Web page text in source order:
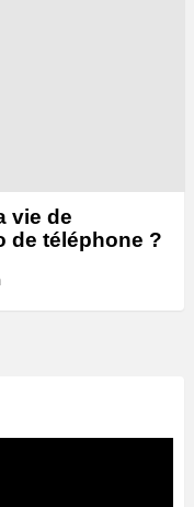
vie de
de téléphone ?